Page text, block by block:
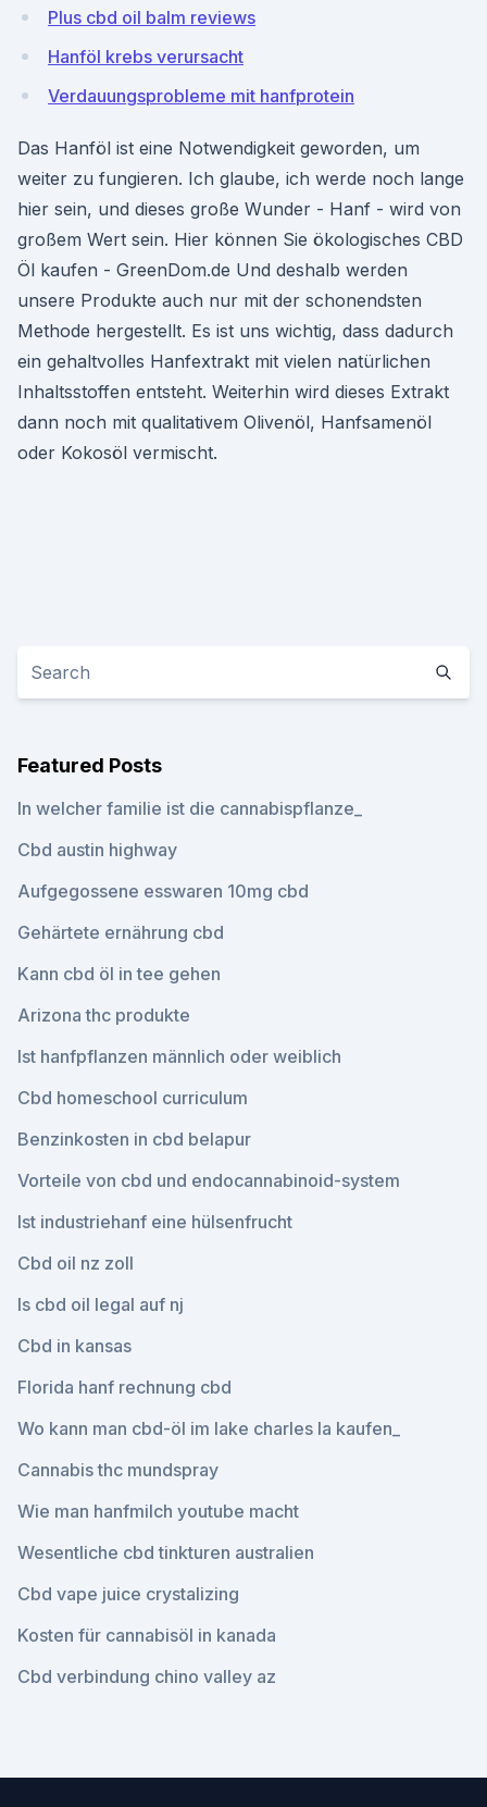
Plus cbd oil balm reviews
Hanföl krebs verursacht
Verdauungsprobleme mit hanfprotein
Das Hanföl ist eine Notwendigkeit geworden, um
weiter zu fungieren. Ich glaube, ich werde noch lange
hier sein, und dieses große Wunder - Hanf - wird von
großem Wert sein. Hier können Sie ökologisches CBD
Öl kaufen - GreenDom.de Und deshalb werden
unsere Produkte auch nur mit der schonendsten
Methode hergestellt. Es ist uns wichtig, dass dadurch
ein gehaltvolles Hanfextrakt mit vielen natürlichen
Inhaltsstoffen entsteht. Weiterhin wird dieses Extrakt
dann noch mit qualitativem Olivenöl, Hanfsamenöl
oder Kokosöl vermischt.
Featured Posts
In welcher familie ist die cannabispflanze_
Cbd austin highway
Aufgegossene esswaren 10mg cbd
Gehärtete ernährung cbd
Kann cbd öl in tee gehen
Arizona thc produkte
Ist hanfpflanzen männlich oder weiblich
Cbd homeschool curriculum
Benzinkosten in cbd belapur
Vorteile von cbd und endocannabinoid-system
Ist industriehanf eine hülsenfrucht
Cbd oil nz zoll
Is cbd oil legal auf nj
Cbd in kansas
Florida hanf rechnung cbd
Wo kann man cbd-öl im lake charles la kaufen_
Cannabis thc mundspray
Wie man hanfmilch youtube macht
Wesentliche cbd tinkturen australien
Cbd vape juice crystalizing
Kosten für cannabisöl in kanada
Cbd verbindung chino valley az